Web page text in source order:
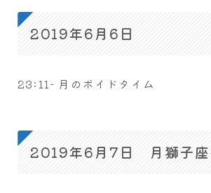
2019年6月6日
23:11- 月のボイドタイム
2019年6月7日 月獅子座